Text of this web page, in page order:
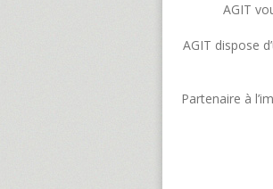
AGIT
AGIT dispose
Partenaire à